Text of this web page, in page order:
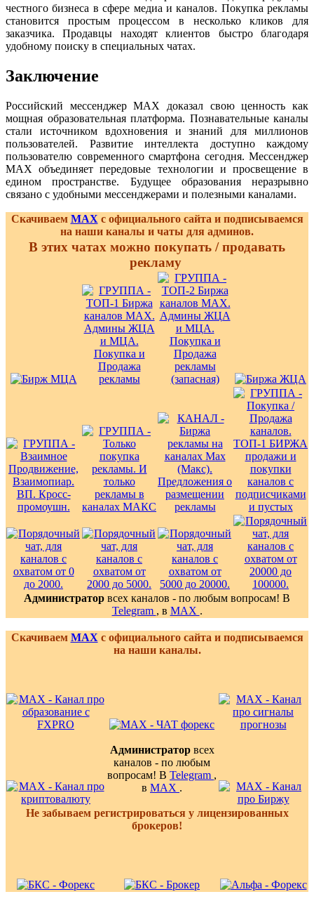
честного бизнеса в сфере медиа и каналов. Покупка рекламы
становится простым процессом в несколько кликов для
заказчика. Продавцы находят клиентов быстро благодаря
удобному поиску в специальных чатах.
Заключение
Российский мессенджер MAX доказал свою ценность как
мощная образовательная платформа. Познавательные каналы
стали источником вдохновения и знаний для миллионов
пользователей. Развитие интеллекта доступно каждому
пользователю современного смартфона сегодня. Мессенджер
MAX объединяет передовые технологии и просвещение в
едином пространстве. Будущее образования неразрывно
связано с удобными мессенджерами и полезными каналами.
Скачиваем MAX с официального сайта и подписываемся
на наши каналы и чаты для админов.
В этих чатах можно покупать / продавать
рекламу
Администратор всех каналов - по любым вопросам! В
Telegram , в MAX .
Скачиваем MAX с официального сайта и подписываемся
на наши каналы.
Администраторвсех
каналов - по любым
вопросам! В Telegram ,
в MAX .
Не забываем регистрироваться у лицензированных
брокеров!